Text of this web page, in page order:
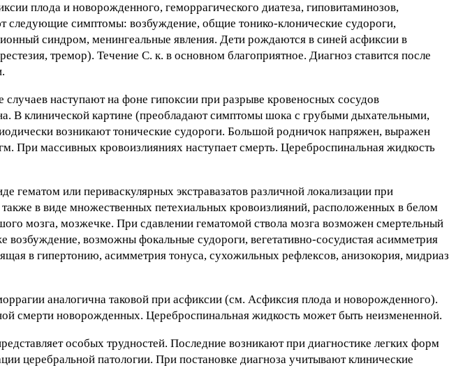
плода и новорожденного, геморрагического диатеза, гиповитаминозов,
следующие симптомы: возбуждение, общие тонико-клонические судороги,
синдром, менингеальные явления. Дети рождаются в синей асфиксии в
тремор). Течение С. к. в основном благоприятное. Диагноз ставится после
наступают на фоне гипоксии при разрыве кровеносных сосудов
В клинической картине (преобладают симптомы шока с грубыми дыхательными,
возникают тонические судороги. Большой родничок напряжен, выражен
При массивных кровоизлияниях наступает смерть. Цереброспинальная жидкость
гематом или периваскулярных экстравазатов различной локализации при
в виде множественных петехиальных кровоизлияний, расположенных в белом
мозга, мозжечке. При сдавлении гематомой ствола мозга возможен смертельный
возможны фокальные судороги, вегетативно-сосудистая асимметрия
в гипертонию, асимметрия тонуса, сухожильных рефлексов, анизокория, мидриаз
аналогична таковой при асфиксии (см. Асфиксия плода и новорожденного).
смерти новорожденных. Цереброспинальная жидкость может быть неизмененной.
особых трудностей. Последние возникают при диагностике легких форм
церебральной патологии. При постановке диагноза учитывают клинические